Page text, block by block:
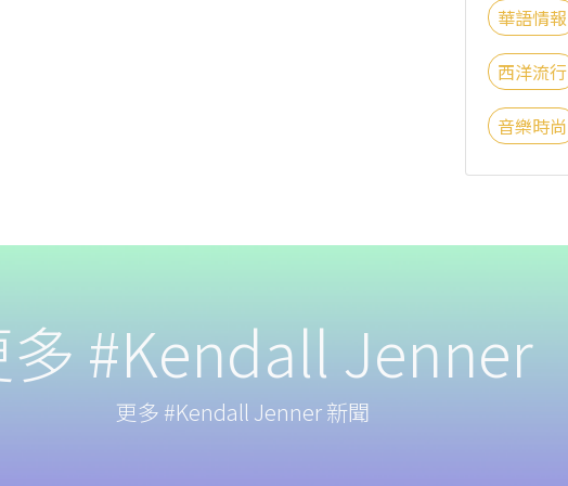
華語情報
西洋流行
音樂時尚
#Kendall Jenner
更多 #Kendall Jenner 新聞